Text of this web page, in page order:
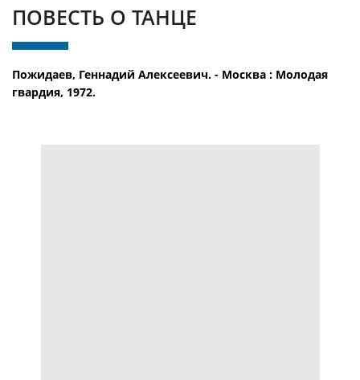
ПОВЕСТЬ О ТАНЦЕ
Пожидаев, Геннадий Алексеевич. - Москва : Молодая
гвардия, 1972.